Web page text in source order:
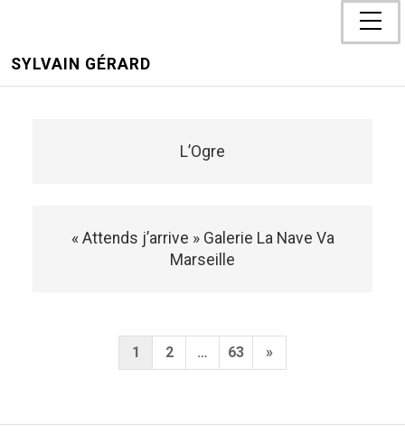
SYLVAIN GÉRARD
L’Ogre
« Attends j’arrive » Galerie La Nave Va
Marseille
Pagination
publications
1 2 … 63
Next
»